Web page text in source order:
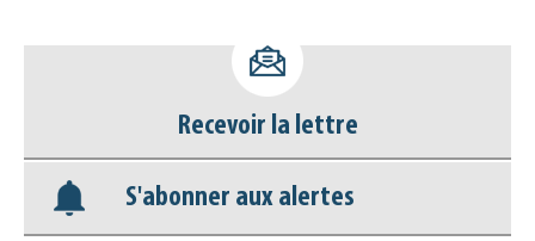
déconnecter)
Base documentaire
Nos veilles Scoop.it
Recevoir la lettre
S'abonner aux alertes